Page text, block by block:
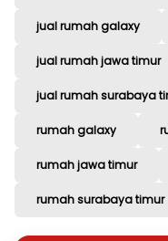
jual rumah galaxy
jual rumah jawa timur
jual rumah surabaya
rumah galaxy
rumah jawa timur
rumah surabaya timur